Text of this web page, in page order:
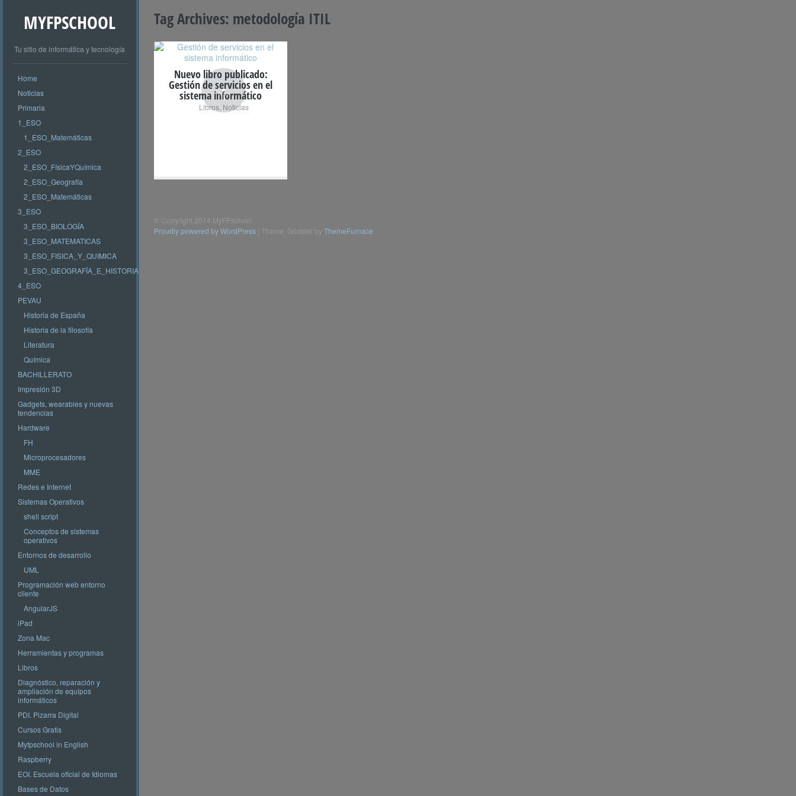
MYFPSCHOOL
Tu sitio de informática y tecnología
Home
Noticias
Primaria
1_ESO
1_ESO_Matemáticas
2_ESO
2_ESO_FísicaYQuímica
2_ESO_Geografía
2_ESO_Matemáticas
3_ESO
3_ESO_BIOLOGÍA
3_ESO_MATEMATICAS
3_ESO_FISICA_Y_QUIMICA
3_ESO_GEOGRAFÍA_E_HISTORIA
4_ESO
PEVAU
Historia de España
Historia de la filosofía
Literatura
Química
BACHILLERATO
Impresión 3D
Gadgets, wearables y nuevas
tendencias
Hardware
FH
Microprocesadores
MME
Redes e Internet
Sistemas Operativos
shell script
Conceptos de sistemas
operativos
Entornos de desarrollo
UML
Programación web entorno
cliente
AngularJS
iPad
Zona Mac
Herramientas y programas
Libros
Diagnóstico, reparación y
ampliación de equipos
informáticos
PDI. Pizarra Digital
Cursos Gratis
Myfpschool in English
Raspberry
EOI. Escuela oficial de Idiomas
Bases de Datos
Tag Archives: metodología ITIL
+
Nuevo libro publicado:
Gestión de servicios en el
sistema informático
Libros, Noticias
© Copyright 2014 MyFPschool
Proudly powered by WordPress Theme: Gridster by ThemeFurnace